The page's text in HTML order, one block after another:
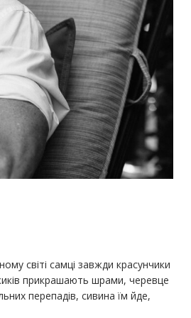
світі самці завжди красунчики
прикрашають шрами, черевце
перепадів, сивина їм йде,